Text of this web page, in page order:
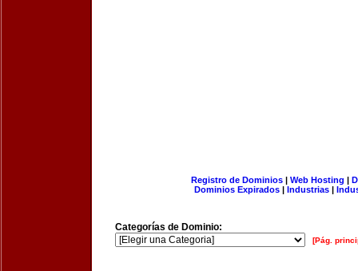
Registro de Dominios| Web Hosting |
Dominios Expirados | Industrias |
Categorías de Dominio:
[Pág.